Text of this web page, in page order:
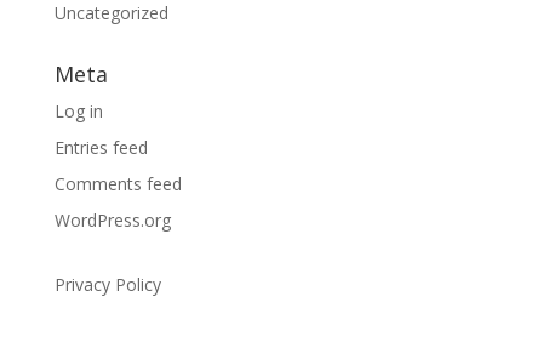
Uncategorized
Meta
Log in
Entries feed
Comments feed
WordPress.org
Privacy Policy